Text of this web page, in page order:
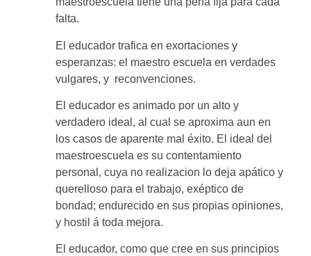
falta.
El educador trafica en exortaciones y
esperanzas: el maestro escuela en verdades
vulgares, y reconvenciones.
El educador es animado por un alto y
verdadero ideal, al cual se aproxima aun en
los casos de aparente mal éxito. El ideal del
maestroescuela es su contentamiento
personal, cuya no realizacion lo deja apático y
querelloso para el trabajo, exéptico de
bondad; endurecido en sus propias opiniones,
y hostil á toda mejora.
El educador, como que cree en sus principios